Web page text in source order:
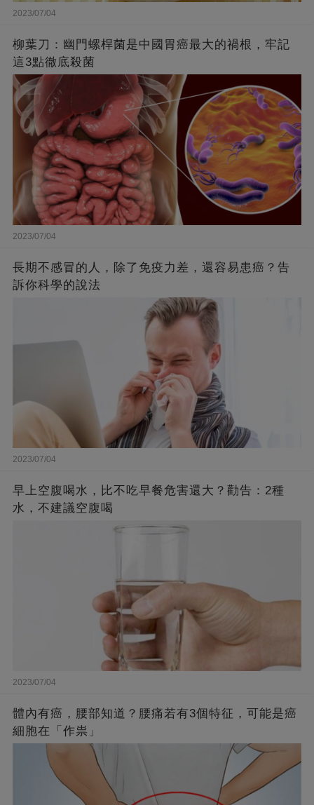
2023/07/04
柳葉刀：幽門螺桿菌是中國胃癌最大的禍根，牢記
這3點徹底殺菌
2023/07/04
長期不感冒的人，除了免疫力差，還容易患癌？告
訴你科學的說法
2023/07/04
早上空腹喝水，比不吃早餐危害還大？勸告：2種
水，不建議空腹喝
2023/07/04
體內有癌，腰部知道？腰痛若有3個特征，可能是癌
細胞在「作祟」